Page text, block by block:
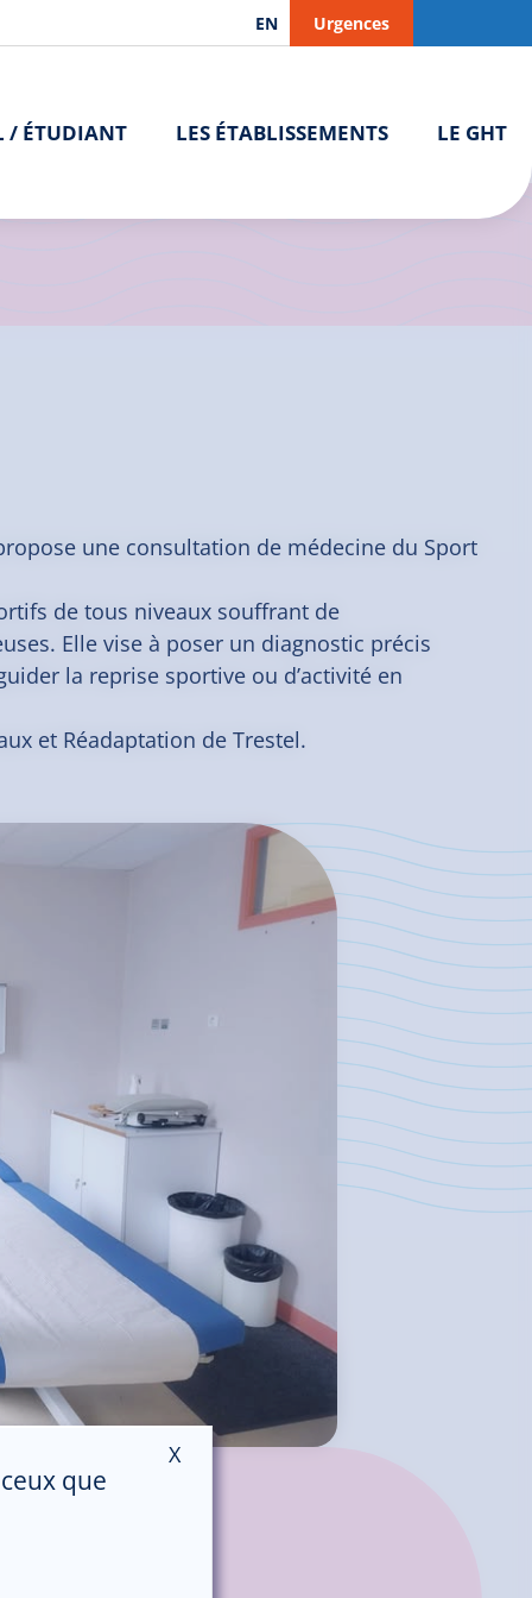
EN Urgences
/ ÉTUDIANT LES ÉTABLISSEMENTS LE GHT
une consultation de médecine du Sport
de tous niveaux souffrant de
Elle vise à poser un diagnostic précis
la reprise sportive ou d’activité en
et Réadaptation de Trestel.
que
X Masquer le bandeau des cookies